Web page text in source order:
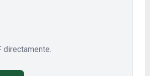
directamente.